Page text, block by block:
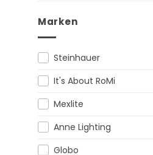
Marken
Steinhauer
It's About RoMi
Mexlite
Anne Lighting
Globo